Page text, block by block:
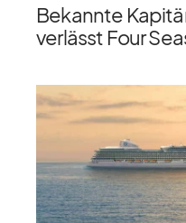
Bekannte
verlässt Four